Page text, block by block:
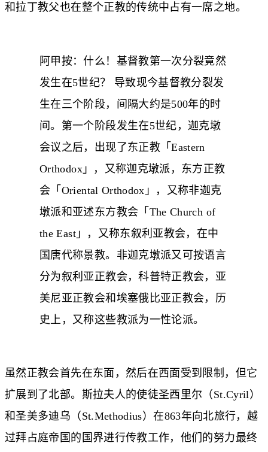
和拉丁教父也在整个正教的传统中占有一席之地。
阿甲按：什么！基督教第一次分裂竟然
发生在5世纪？ 导致现今基督教分裂发
生在三个阶段，间隔大约是500年的时
间。第一个阶段发生在5世纪，迦克墩
会议之后，出现了东正教「Eastern
Orthodox」，又称迦克墩派，东方正教
会「Oriental Orthodox」，又称非迦克
墩派和亚述东方教会「The Church of
the East」，又称东叙利亚教会，在中
国唐代称景教。非迦克墩派又可按语言
分为叙利亚正教会，科普特正教会，亚
美尼亚正教会和埃塞俄比亚正教会，历
史上，又称这些教派为一性论派。
虽然正教会首先在东面，然后在西面受到限制，但它
扩展到了北部。斯拉夫人的使徒圣西里尔（St.Cyril）
和圣美多迪乌（St.Methodius）在863年向北旅行，越
过拜占庭帝国的国界进行传教工作，他们的努力最终